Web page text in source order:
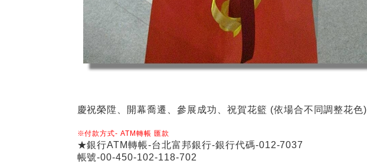
慶祝榮陞、開幕喬遷、參展成功、祝賀花籃 (依場合不同調整花色)
※付款方式-ATM轉帳 匯款
★銀行ATM轉帳-台北富邦銀行-銀行代碼-012-7037
帳號-00-450-102-118-702